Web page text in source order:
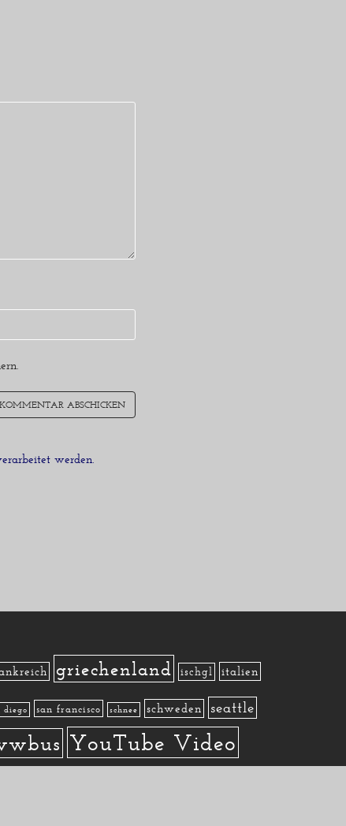
werden.
griechenland ischgl italien
diego san francisco schnee schweden seattle
YouTube Video